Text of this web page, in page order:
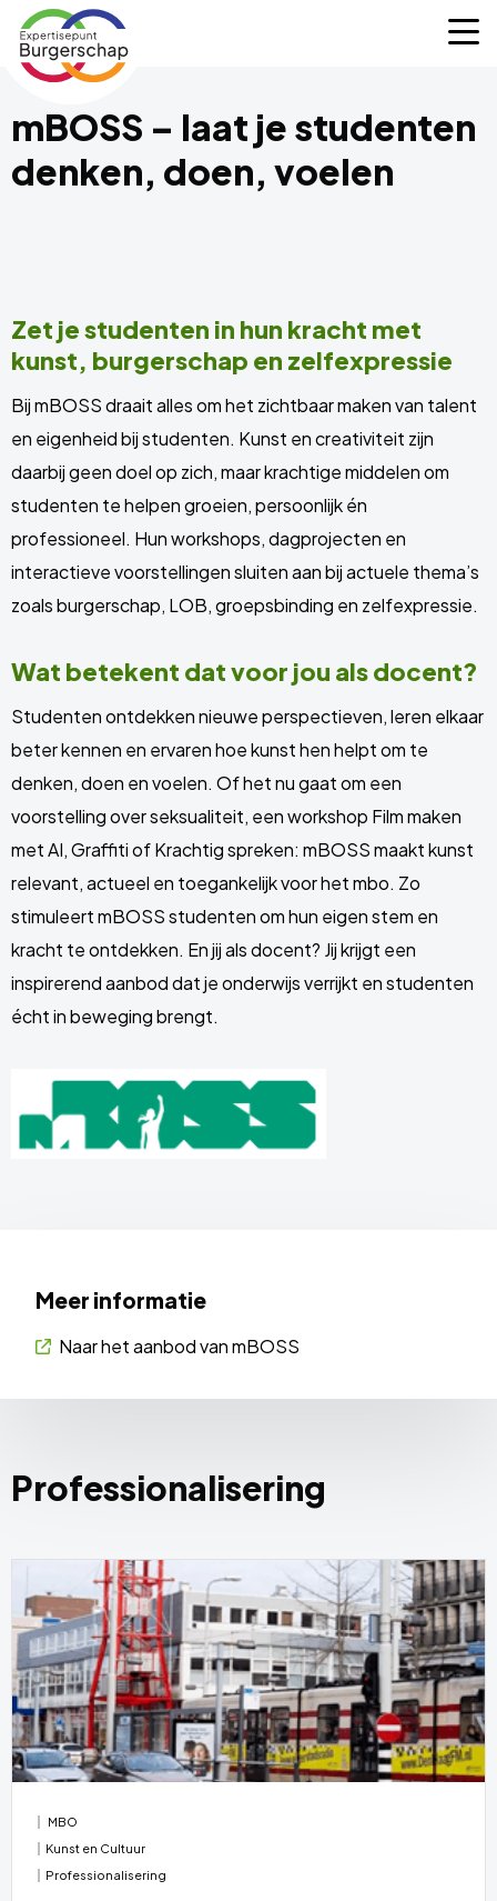
Expertisepunt
Burgerschap
mBOSS – laat je studenten
denken, doen, voelen
Zet je studenten in hun kracht met
kunst, burgerschap en zelfexpressie
Bij mBOSS draait alles om het zichtbaar maken van talent
en eigenheid bij studenten. Kunst en creativiteit zijn
daarbij geen doel op zich, maar krachtige middelen om
studenten te helpen groeien, persoonlijk én
professioneel. Hun workshops, dagprojecten en
interactieve voorstellingen sluiten aan bij actuele thema’s
zoals burgerschap, LOB, groepsbinding en zelfexpressie.
Wat betekent dat voor jou als docent?
Studenten ontdekken nieuwe perspectieven, leren elkaar
beter kennen en ervaren hoe kunst hen helpt om te
denken, doen en voelen. Of het nu gaat om een
voorstelling over seksualiteit, een workshop Film maken
met AI, Graffiti of Krachtig spreken: mBOSS maakt kunst
relevant, actueel en toegankelijk voor het mbo. Zo
stimuleert mBOSS studenten om hun eigen stem en
kracht te ontdekken. En jij als docent? Jij krijgt een
inspirerend aanbod dat je onderwijs verrijkt en studenten
écht in beweging brengt.
Meer informatie
Naar het aanbod van mBOSS
Professionalisering
MBO
Kunst en Cultuur
Professionalisering